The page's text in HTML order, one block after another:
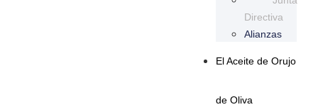
Directiva
Alianzas
El Aceite de Orujo
de Oliva